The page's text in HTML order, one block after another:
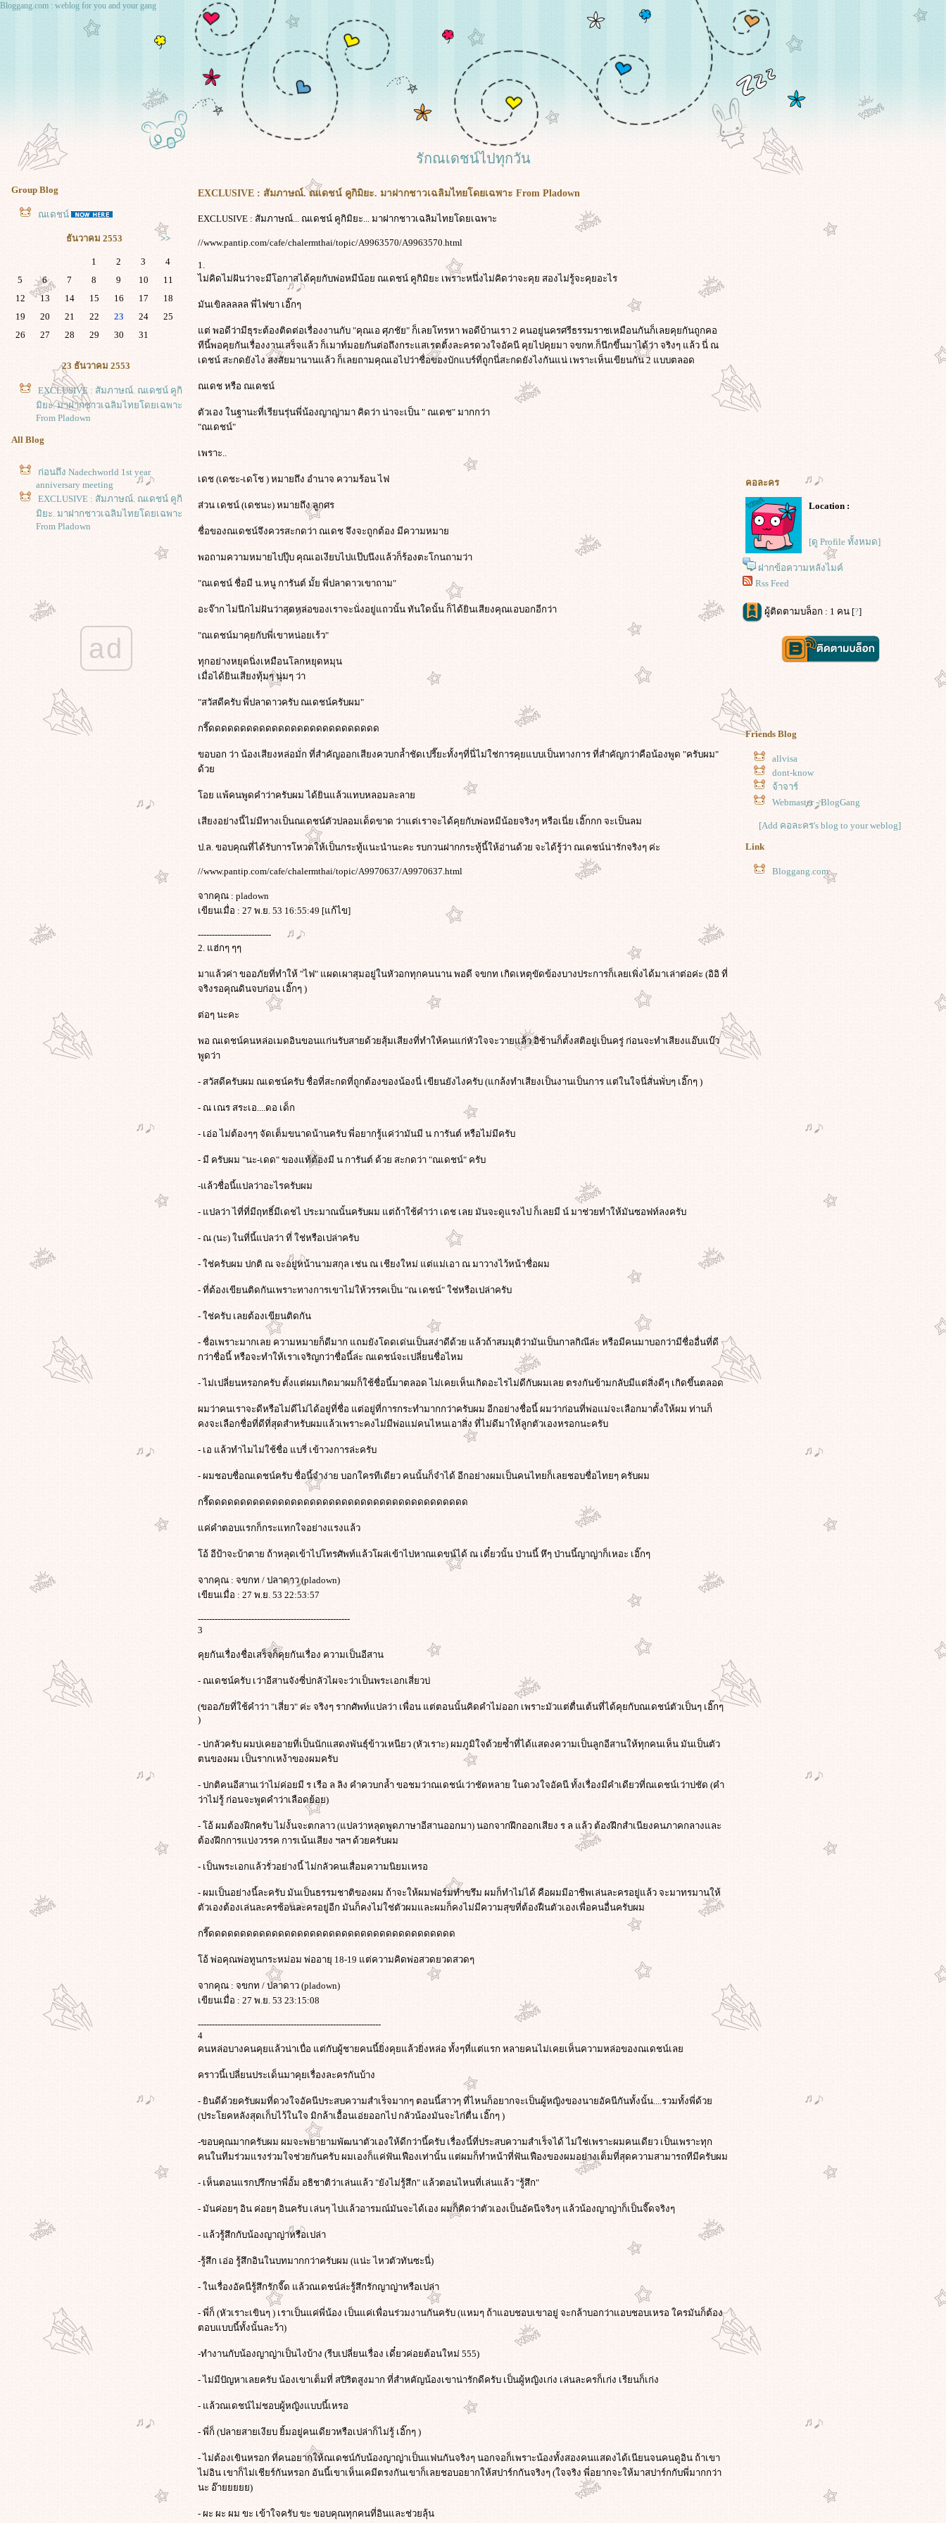
Bloggang.com : weblog for you and your gang
รักณเดชน์ไปทุกวัน
Group Blog
ณเดชน์
ธันวาคม 2553 >>
1 2 3
4
5
6 7 8 9 10
11
12
13 14 15 16 17
18
19
20 21 22 23 24
25
26
27 28 29 30 31
23 ธันวาคม 2553
EXCLUSIVE : สัมภาษณ์. ณเดชน์ คูกิ
มิยะ. มาฝากชาวเฉลิมไทยโดยเฉพาะ
From Pladown
All Blog
ก่อนถึง Nadechworld 1st year
anniversary meeting
EXCLUSIVE : สัมภาษณ์. ณเดชน์ คูกิ
มิยะ. มาฝากชาวเฉลิมไทยโดยเฉพาะ
From Pladown
ad
EXCLUSIVE : สัมภาษณ์. ณเดชน์ คูกิมิยะ. มาฝากชาวเฉลิมไทยโดยเฉพาะ From Pladown
EXCLUSIVE : สัมภาษณ์... ณเดชน์ คูกิมิยะ... มาฝากชาวเฉลิมไทยโดยเฉพาะ
//www.pantip.com/cafe/chalermthai/topic/A9963570/A9963570.html
1.
ไม่คิดไม่ฝันว่าจะมีโอกาสได้คุยกับพ่อหมีน้อย ณเดชน์ คูกิมิยะ เพราะหนึ่งไม่คิดว่าจะคุย สองไม่รู้จะคุยอะไร
มันเขิลลลลล พี่ไฟขา เอิ๊กๆ
ต่ พอดีว่ามีธุระต้องติดต่อเรื่องงานกับ "คุณเอ ศุภชัย" ก็เลยโทรหา พอดีบ้านเรา 2 คนอยู่นครศรีธรรมราชเหมือนกันก็เลยคุยกันถูกคอ
ทีนี้พอคุยกันเรื่องงานเสร็จแล้ว ก็เมาท์มอยกันต่อถึงกระแสเรตติ้งละครดวงใจอัคนี คุยไปคุยมา จขกท.ก็นึกขึ้นมาได้ว่า จริงๆ แล้ว นี่ ณ
เดชน์ สะกดยังไง สงสัยมานานแล้ว ก็เลยถามคุณเอไปว่าชื่อของบักแบร์ที่ถูกนี่สะกดยังไงกันแน่ เพราะเห็นเขียนกัน 2 แบบตลอด
ณเดช หรือ ณเดชน์
ตัวเอง ในฐานะที่เรียนรุ่นพี่น้องญาญ่ามา คิดว่า น่าจะเป็น " ณเดช" มากกว่า
"ณเดชน์"
เพราะ..
เดช (เดชะ-เดโช ) หมายถึง อำนาจ ความร้อน ไฟ
ส่วน เดชน์ (เดชนะ) หมายถึง ลูกศร
ชื่อของณเดชน์จึงควรสะกดว่า ณเดช จึงจะถูกต้อง มีความหมา
พอถามความหมายไปปุ๊บ คุณเอเงียบไปแป๊บนึงแล้วก็ร้องตะโกนถามว่า
"ณเดชน์ ชื่อมี น.หนู การันต์ มั้ย พี่ปลาดาวเขาถาม"
อะจ๊าก ไม่นึกไม่ฝันว่าสุดหล่อของเราจะนั่งอยู่แถวนั้น ทันใดนั้น ก็ได้ยินเสียงคุณเอบอกอีกว่า
"ณเดชน์มาคุยกับพี่เขาหน่อยเร้ว"
ทุกอย่างหยุดนิ่งเหมือนโลกหยุดหมุน
เมื่อได้ยินเสียงทุ้มๆ นุ่มๆ ว่า
"สวัสดีครับ พี่ปลาดาวครับ ณเดชน์ครับผม"
กรี๊ดดดดดดดดดดดดดดดดดดดดดดดดดดด
ขอบอก ว่า น้องเสียงหล่อมั่ก ที่สำคัญออกเสียงควบกล้ำชัดเปรี๊ยะทั้งๆที่นี่ไม่ใช่การคุยแบบเป็นทางการ ที่สำคัญกว่าคือน้องพูด "ครับผม"
ด้ว
อย แพ้คนพูดคำว่าครับผม ได้ยินแล้วแทบหลอมละลา
เสียงอย่างนี้ไม่มีทางเป็นณเดชน์ตัวปลอมเด็ดขาด ว่าแต่เราจะได้คุยกับพ่อหมีน้อยจริงๆ หรือเนี่ย เอิ๊กกก จะเป็นลม
ป.ล. ขอบคุณที่ได้รับการโหวตให้เป็นกระทู้แนะนำนะคะ รบกวนฝากกระทู้นี้ให้อ่านด้วย จะได้รู้ว่า ณเดชน์น่ารักจริงๆ ค่ะ
//www.pantip.com/cafe/chalermthai/topic/A9970637/A9970637.html
จากคุณ : pladown
เขียนเมื่อ : 27 พ.ย. 53 16:55:49 [แก้ไข]
--------------------------
2. แฮ่กๆ ๆๆ
มาแล้วค่า ขออภัยที่ทำให้ "ไฟ" แผดเผาสุมอยู่ในหัวอกทุกคนนาน พอดี จขกท เกิดเหตุขัดข้องบางประการก็เลยเพิ่งได้มาเล่าต่อค่ะ (อิอิ ที่
จริงรอคุณดินจบก่อน เอิ๊กๆ )
ต่อๆ นะคะ
พอ ณเดชน์คนหล่อเมดอินขอนแก่นรับสายด้วยสุ้มเสียงที่ทำให้คนแก่หัวใจจะวายแล้ว อิช้านก็ตั้งสติอยู่เป็นครู่ ก่อนจะทำเสียงแอ๊บแบ๊ว
พูดว่า
- สวัสดีครับผม ณเดชน์ครับ ชื่อที่สะกดที่ถูกต้องของน้องนี่ เขียนยังไงครับ (แกล้งทำเสียงเป็นงานเป็นการ แต่ในใจนี่สั่นพั่บๆ เอิ๊กๆ )
- ณ เณร สระเอ....ดอ เด็ก
- เอ่อ ไม่ต้องๆๆ จัดเต็มขนาดน้านครับ พี่อยากรู้แค่ว่ามันมี น การันต์ หรือไม่มีครับ
- มี ครับผม "นะ-เดด" ของแท้ต้องมี น การันต์ ด้วย สะกดว่า "ณเดชน์" ครับ
-แล้วชื่อนี้แปลว่าอะไรครับผม
- แปลว่า ไที่ที่มีฤทธิ์มีเดชไ ประมาณนั้นครับผม แต่ถ้าใช้คำว่า เดช เลย มันจะดูแรงไป ก็เลยมี น์ มาช่วยทำให้มันซอฟท์ลงครับ
- ณ (นะ) ในที่นี้แปลว่า ที่ ใช่หรือเปล่าครับ
- ใช่ครับผม ปกติ ณ จะอยู่หน้านามสกุล เช่น ณ เชียงใหม่ แต่แม่เอา ณ มาวางไว้หน้าชื่อผม
- ที่ต้องเขียนติดกันเพราะทางการเขาไม่ให้วรรคเป็น "ณ เดชน์" ใช่หรือเปล่าครับ
- ใช่ครับ เลยต้องเขียนติดกัน
- ชื่อเพราะมากเลย ความหมายก็ดีมาก แถมยังโดดเด่นเป็นสง่าดีด้วย แล้วถ้าสมมุติว่ามันเป็นกาลกิณีล่ะ หรือมีคนมาบอกว่ามีชื่ออื่นที่ดี
กว่าชื่อนี้ หรือจะทำให้เราเจริญกว่าชื่อนี้ล่ะ ณเดชน์จะเปลี่ยนชื่อไหม
- ไม่เปลี่ยนหรอกครับ ตั้งแต่ผมเกิดมาผมก็ใช้ชื่อนี้มาตลอด ไม่เคยเห็นเกิดอะไรไม่ดีกับผมเลย ตรงกันข้ามกลับมีแต่สิ่งดีๆ เกิดขึ้นตลอด
ผมว่าคนเราจะดีหรือไม่ดีไม่ได้อยู่ที่ชื่อ แต่อยู่ที่การกระทำมากกว่าครับผม อีกอย่างชื่อนี้ ผมว่าก่อนที่พ่อแม่จะเลือกมาตั้งให้ผม ท่านก็
คงจะเลือกชื่อที่ดีที่สุดสำหรับผมแล้วเพราะคงไม่มีพ่อแม่คนไหนเอาสิ่ง ที่ไม่ดีมาให้ลูกตัวเองหรอกนะครับ
- เอ แล้วทำไมไม่ใช้ชื่อ แบรี่ เข้าวงการล่ะครับ
- ผมชอบชื่อณเดชน์ครับ ชื่อนี้จำง่าย บอกใครทีเดียว คนนั้นก็จำได้ อีกอย่างผมเป็นคนไทยก็เลยชอบชื่อไทยๆ ครับผม
กรี๊ดดดดดดดดดดดดดดดดดดดดดดดดดดดดดดดดดดดดดดดดด
ค่คำตอบแรกก็กระแทกใจอย่างแรงแล้ว
อ้ อีป้าจะบ้าตาย ถ้าหลุดเข้าไปโทรศัพท์แล้วโผล่เข้าไปหาณเดขน์ได้ ณ เดี๋ยวนั้น ป่านนี้ หึๆ ป่านนี้ญาญ่าก็เหอะ เอิ๊กๆ
จากคุณ : จขกท / ปลาดาว (pladown)
เขียนเมื่อ : 27 พ.ย. 53 22:53:57
------------------------------------------------------
3
คุยกันเรื่องชื่อเสร็จก็คุยกันเรื่อง ความเป็นอีสาน
- ณเดชน์ครับ เว่าอีสานจังซี่บ่กลัวไผจะว่าเป็นพระเอกเสี่ยวบ่
(ขออภัยที่ใช้คำว่า "เสี่ยว" ค่ะ จริงๆ รากศัพท์แปลว่า เพื่อน แต่ตอนนั้นคิดคำไม่ออก เพราะมัวแต่ตื่นเต้นที่ได้คุยกับณเดชน์ตัวเป็นๆ เอิ๊กๆ
)
- บ่กลัวครับ ผมบ่เคยอายที่เป็นนักแสดงพันธุ์ข้าวเหนียว (หัวเราะ) ผมภูมิใจด้วยซ้ำที่ได้แสดงความเป็นลูกอีสานให้ทุกคนเห็น มันเป็นตัว
ตนของผม เป็นรากเหง้าของผมครับ
- ปกติคนอีสานเว่าไม่ค่อยมี ร เรือ ล ลิง คำควบกล้ำ ขอชมว่าณเดชน์เว่าชัดหลาย ในดวงใจอัคนี ทั้งเรื่องมีคำเดียวที่ณเดชน์เว่าบ่ชัด (คำ
ว่าไม่รู้ ก่อนจะพูดคำว่าเลือดย้อย)
- โอ้ ผมต้องฝีกครับ ไม่งั้นจะตกลาว (แปลว่าหลุดพูดภาษาอีสานออกมา) นอกจากฝึกออกเสียง ร ล แล้ว ต้องฝึกสำเนียงคนภาคกลางและ
ต้องฝึกการแบ่งวรรค การเน้นเสียง ฯลฯ ด้วยครับผม
- เป็นพระเอกแล้วรั่วอย่างนี้ ไม่กลัวคนเสื่อมความนิยมเหรอ
- ผมเป็นอย่างนี้ละครับ มันเป็นธรรมชาติของผม ถ้าจะให้ผมฟอร์มทำขรึม ผมก็ทำไม่ได้ คือผมมีอาชีพเล่นละครอยู่แล้ว จะมาทรมานให้
ตัวเองต้องเล่นละครซ้อนละครอยู่อีก มันก็คงไม่ใช่ตัวผมและผมก็คงไม่มีความสุขที่ต้องฝืนตัวเองเพื่อคนอื่นครับผม
กรี๊ดดดดดดดดดดดดดดดดดดดดดดดดดดดดดดดดดดดดดดด
อ้ พ่อคุณพ่อทูนกระหม่อม พ่ออายุ 18-19 แต่ความคิดพ่อสวดยวดสวดๆ
จากคุณ : จขกท / ปลาดาว (pladown)
เขียนเมื่อ : 27 พ.ย. 53 23:15:08
-----------------------------------------------------------------
4
คนหล่อบางคนคุยแล้วน่าเบื่อ แต่กับผู้ชายคนนี้ยิ่งคุยแล้วยิ่งหล่อ ทั้งๆที่แต่แรก หลายคนไม่เคยเห็นความหล่อของณเดชน์เล
คราวนี้เปลี่ยนประเด็นมาคุยเรื่องละครกันบ้าง
- ยินดีด้วยครับผมที่ดวงใจอัคนีประสบความสำเร็จมากๆ ตอนนี้สาวๆ ที่ไหนก็อยากจะเป็นผู้หญิงของนายอัคนีกันทั้งนั้น....รวมทั้งพี่ด้ว
(ประโยคหลังสุดเก็บไว้ในใจ มิกล้าเอื้อนเอ่ยออกไป กลัวน้องมันจะไก่ตื่น เอิ๊กๆ )
-ขอบคุณมากครับผม ผมจะพยายามพัฒนาตัวเองให้ดีกว่านี้ครับ เรื่องนี้ที่ประสบความสำเร็จได้ ไม่ใช่เพราะผมคนเดียว เป็นเพราะทุก
คนในทีมร่วมแรงร่วมใจช่วยกันครับ ผมเองก็แค่ฟันเฟืองเท่านั้น แต่ผมก็ทำหน้าที่ฟันเฟืองของผมอย่างเต็มที่สุดความสามารถทีมีครับผม
- เห็นตอนแรกปรึกษาพี่อั้ม อธิชาติว่าเล่นแล้ว "ยังไม่รู้สึก" แล้วตอนไหนที่เล่นแล้ว "รู้สึก"
- มันค่อยๆ อิน ค่อยๆ อินครับ เล่นๆ ไปแล้วอารมณ์มันจะได้เอง ผมก็คิดว่าตัวเองเป็นอัคนีจริงๆ แล้วน้องญาญ่าก็เป็นจี๊ดจริงๆ
- แล้วรู้สึกกับน้องญาญ่าหรือเปล่า
-รู้สึก เอ่อ รู้สึกอินในบทมากกว่าครับผม (แน่ะ ไหวตัวทันซะนี่)
- ในเรื่องอัคนีรู้สึกรักจี๊ด แล้วณเดชน์ล่ะรู้สึกรักญาญ่าหรือเปล่า
- พี่ก็ (หัวเราะเขินๆ ) เราเป็นแค่พี่น้อง เป็นแค่เพื่อนร่วมงานกันครับ (แหมๆ ถ้าแอบชอบเขาอยู่ จะกล้าบอกว่าแอบชอบเหรอ ใครมันก็ต้อง
ตอบแบบนี้ทั้งนั้นละว้า)
-ทำงานกับน้องญาญ่าเป็นไงบ้าง (รีบเปลี่ยนเรื่อง เดี๋ยวค่อยต้อนใหม่ 555)
- ไม่มีปัญหาเลยครับ น้องเขาเต็มที่ สปิริตสูงมาก ที่สำหคัญน้องเขาน่ารักดีครับ เป็นผู้หญิงเก่ง เล่นละครก็เก่ง เรียนก็เก่ง
- แล้วณเดชน์ไม่ชอบผู้หญิงแบบนี้เหรอ
- พี่ก็ (ปลายสายเงียบ ยิ้มอยู่คนเดียวหรือเปล่าก็ไม่รู้ เอิ๊กๆ )
- ไม่ต้องเขินหรอก ที่คนอยากให้ณเดชน์กับน้องญาญ่าเป็นแฟนกันจริงๆ นอกจอก็เพราะน้องทั้งสองคนแสดงได้เนียนจนคนดูอิน ถ้าเขา
ไม่อิน เขาก็ไม่เชียร์กันหรอก อันนี้เขาเห็นเคมีตรงกันเขาก็เลยชอบอยากให้สปาร์กกันจริงๆ (ใจจริง พี่อยากจะให้มาสปาร์กกับพี่มากกว่า
นะ อ๊ายยยยย)
- ผะ ผะ ผม ขะ เข้าใจครับ ขะ ขอบคุณทุกคนที่อินและช่วยลุ้น
คอละคร
Location :
[ดู Profile ทั้งหมด]
ฝากข้อความหลังไมค์
Rss Feed
ผู้ติดตามบล็อก : 1 คน [?]
Friends Blog
allvisa
dont-know
จ้าจาร์
Webmaster - BlogGang
[Add คอละคร's blog to your weblog]
Link
Bloggang.com